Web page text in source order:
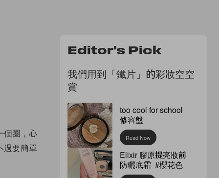
個圈，心
過要簡單
Editor's Pick
我們用到「鐵片」的彩妝空空
賞
too cool for school
修容盤
Read Now
Elixir 膠原提亮妝前
防曬底霜 #櫻花色